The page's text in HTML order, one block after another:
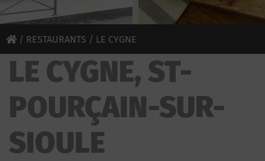
/ RESTAURANTS / LE CYGNE
LE CYGNE, ST-
POURÇAIN-SUR-
SIOULE